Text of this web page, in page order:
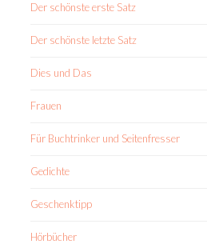
Der schönste erste Satz
Der schönste letzte Satz
Dies und Das
Frauen
Für Buchtrinker und Seitenfresser
Gedichte
Geschenktipp
Hörbücher